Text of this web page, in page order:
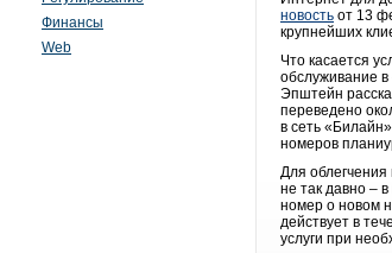
Финансы
Web
новость от 13
крупнейших
Что касается
обслуживание
Эпштейн
переведено
в сеть
номеров
Для
не так давно –
номер о новом
действует в
услуги при